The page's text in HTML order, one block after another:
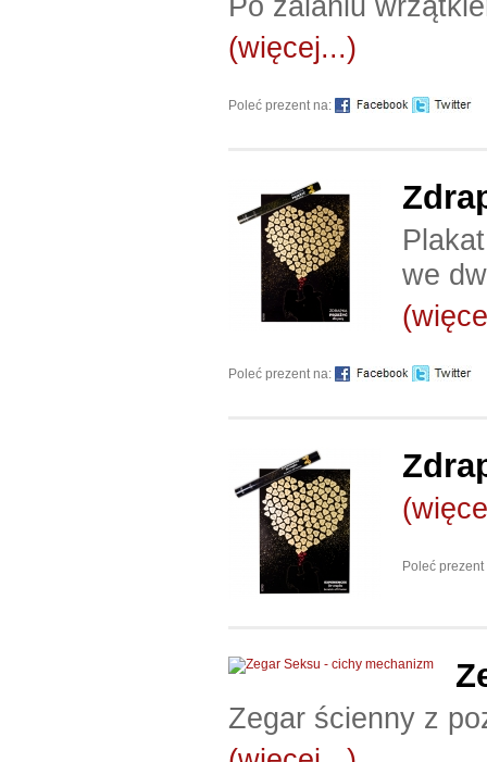
(więcej...)
Poleć prezent na:
we
Poleć prezent na:
Poleć
Zegar ścienny z